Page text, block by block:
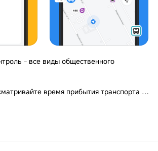
- все виды общественного
время прибытия транспорта в